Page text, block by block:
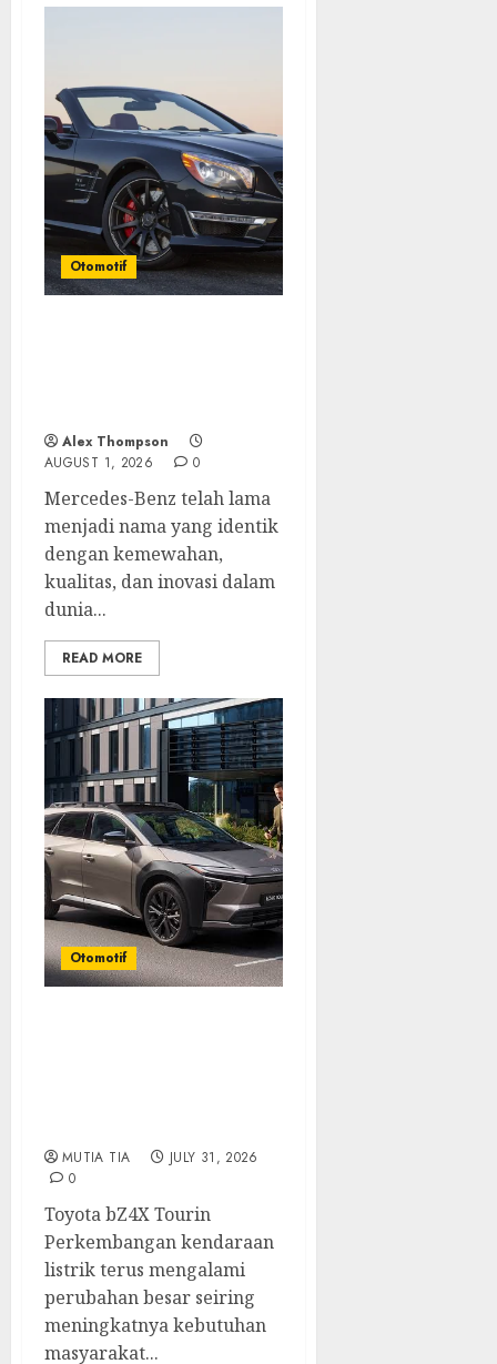
Otomotif
Alex Thompson
AUGUST 1, 2026
0
Mercedes-Benz telah lama
menjadi nama yang identik
dengan kemewahan,
kualitas, dan inovasi dalam
dunia...
READ MORE
Otomotif
MUTIA TIA
JULY 31, 2026
0
Toyota bZ4X Tourin
Perkembangan kendaraan
listrik terus mengalami
perubahan besar seiring
meningkatnya kebutuhan
masyarakat...